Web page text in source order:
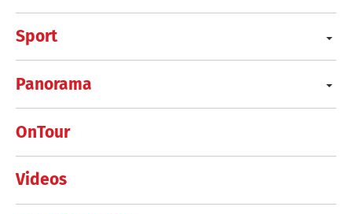
Sport
Panorama
OnTour
Videos